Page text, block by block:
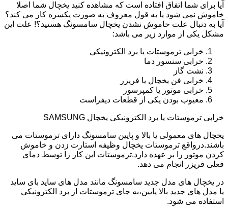
آیا برای شما اتفاق افتاده است که مشاهده کنید یخچال شما اصلا
خاموش نمی شود یا به قول معروف به صورت یکسره کار می کند؟
آیا به دنبال علت خاموش نشدن یخچال سامسونگ هستید؟! علت این
مشکل یکی از موارد زیر می باشد:
خرابی ترموستات یا برد الکترونیکی
خرابی سنسور دما
نشت گاز
خرابی فن یخچال یا فریزر
خرابی موتور یا کمپرسور
معیوب بودن یکی از قطعات دیفراست
خرابی ترموستات یا برد الکترونیکی یخچال SAMSUNG
یخچال های معمولی یا بالا و پایین سامسونگ دارای ترموستات می
باشند.درواقع ترموستات یخچال وظیفه استارت زدن و خاموش
کردن موتور را بر عهده دارد.ترموستات این کار را توسط دمای
فعلی فریزر انجام می دهد.
در یخچال های مدل جدید سامسونگ مانند مدل های ساید بای ساید
یا مدل های جدید بالا پایین،به جای ترموستات از برد الکترونیکی
استفاده می شود.